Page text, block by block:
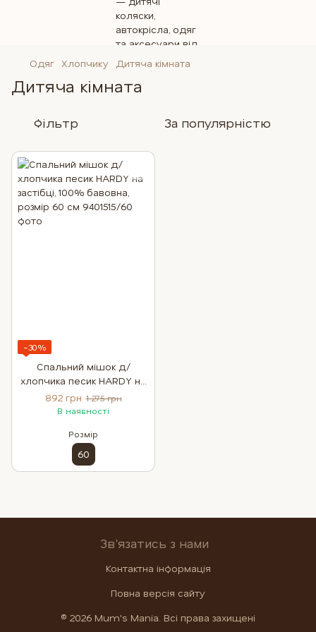
Одяг Хлопчику Дитяча кімната
Дитяча кімната
Фільтр За популярністю
−30%
Спальний мішок д/
хлопчика песик HARDY на
застібці, 100% бавовна,
розмір 60 см
892 грн 1 275 грн
В наявності
Розмір
60
Зв'язатись з нами
Контактна інформація
Повна версія сайту
© 2026 Mum's Mania. Всі права захищені